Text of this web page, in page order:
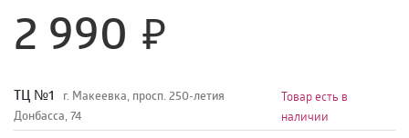
2 990
TЦ №1
г. Макеевка, просп. 250-летия
Донбасса, 74
Товар есть в
наличии